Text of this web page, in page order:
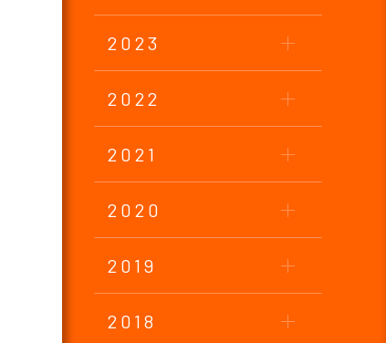
2023
2022
2021
2020
2019
2018